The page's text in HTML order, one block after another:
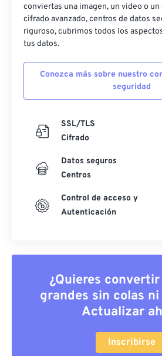
conviertas una imagen, un video o
cifrado avanzado, centros de datos
riguroso, cubrimos todos los
tus datos.
Conozca más sobre nuestro
seguridad
SSL/TLS
Cifrado
Datos seguros
Centros
Control de acceso y
Autenticación
¿Quieres
grandes sin colas
Actualizar
Inscribirse